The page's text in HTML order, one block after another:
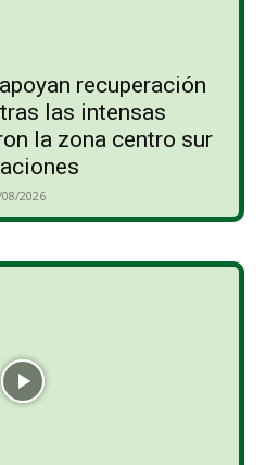
recuperación
las intensas
la zona centro sur
2026